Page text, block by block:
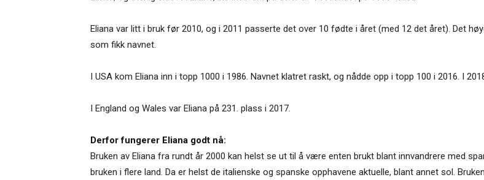
Eliana var litt i bruk før 2010, og i 2011 passerte det over 10 fødte i året (med 12 det året). Det
som fikk navnet.
I USA kom Eliana inn i topp 1000 i 1986. Navnet klatret raskt, og nådde opp i topp 100 i 2016. I
I England og Wales var Eliana på 231. plass i 2017.
Derfor fungerer Eliana godt nå:
Bruken av Eliana fra rundt år 2000 kan helst se ut til å være enten brukt blant innvandrere med
bruken i flere land. Da er helst de italienske og spanske opphavene aktuelle, blant annet sol.